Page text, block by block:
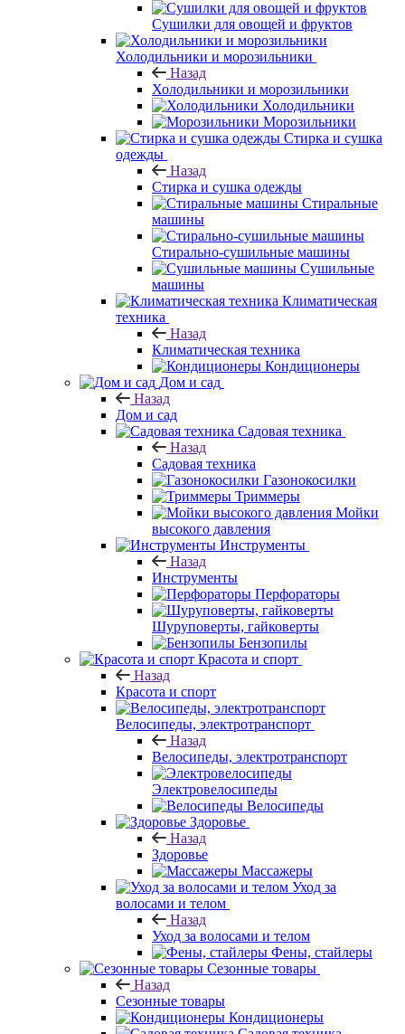
Сушилки для овощей и фруктов
Холодильники и морозильники
Назад
Холодильники и морозильники
Холодильники
Морозильники
Стирка и сушка
одежды
Назад
Стирка и сушка одежды
Стиральные
машины
Стирально-сушильные машины
Сушильные
машины
Климатическая
техника
Назад
Климатическая техника
Кондиционеры
Дом и сад
Назад
Дом и сад
Садовая техника
Назад
Садовая техника
Газонокосилки
Триммеры
Мойки
высокого давления
Инструменты
Назад
Инструменты
Перфораторы
Шуруповерты, гайковерты
Бензопилы
Красота и спорт
Назад
Красота и спорт
Велосипеды, электротранспорт
Назад
Велосипеды, электротранспорт
Электровелосипеды
Велосипеды
Здоровье
Назад
Здоровье
Массажеры
Уход за
волосами и телом
Назад
Уход за волосами и телом
Фены, стайлеры
Сезонные товары
Назад
Сезонные товары
Кондиционеры